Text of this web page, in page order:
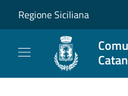
Regione Siciliana